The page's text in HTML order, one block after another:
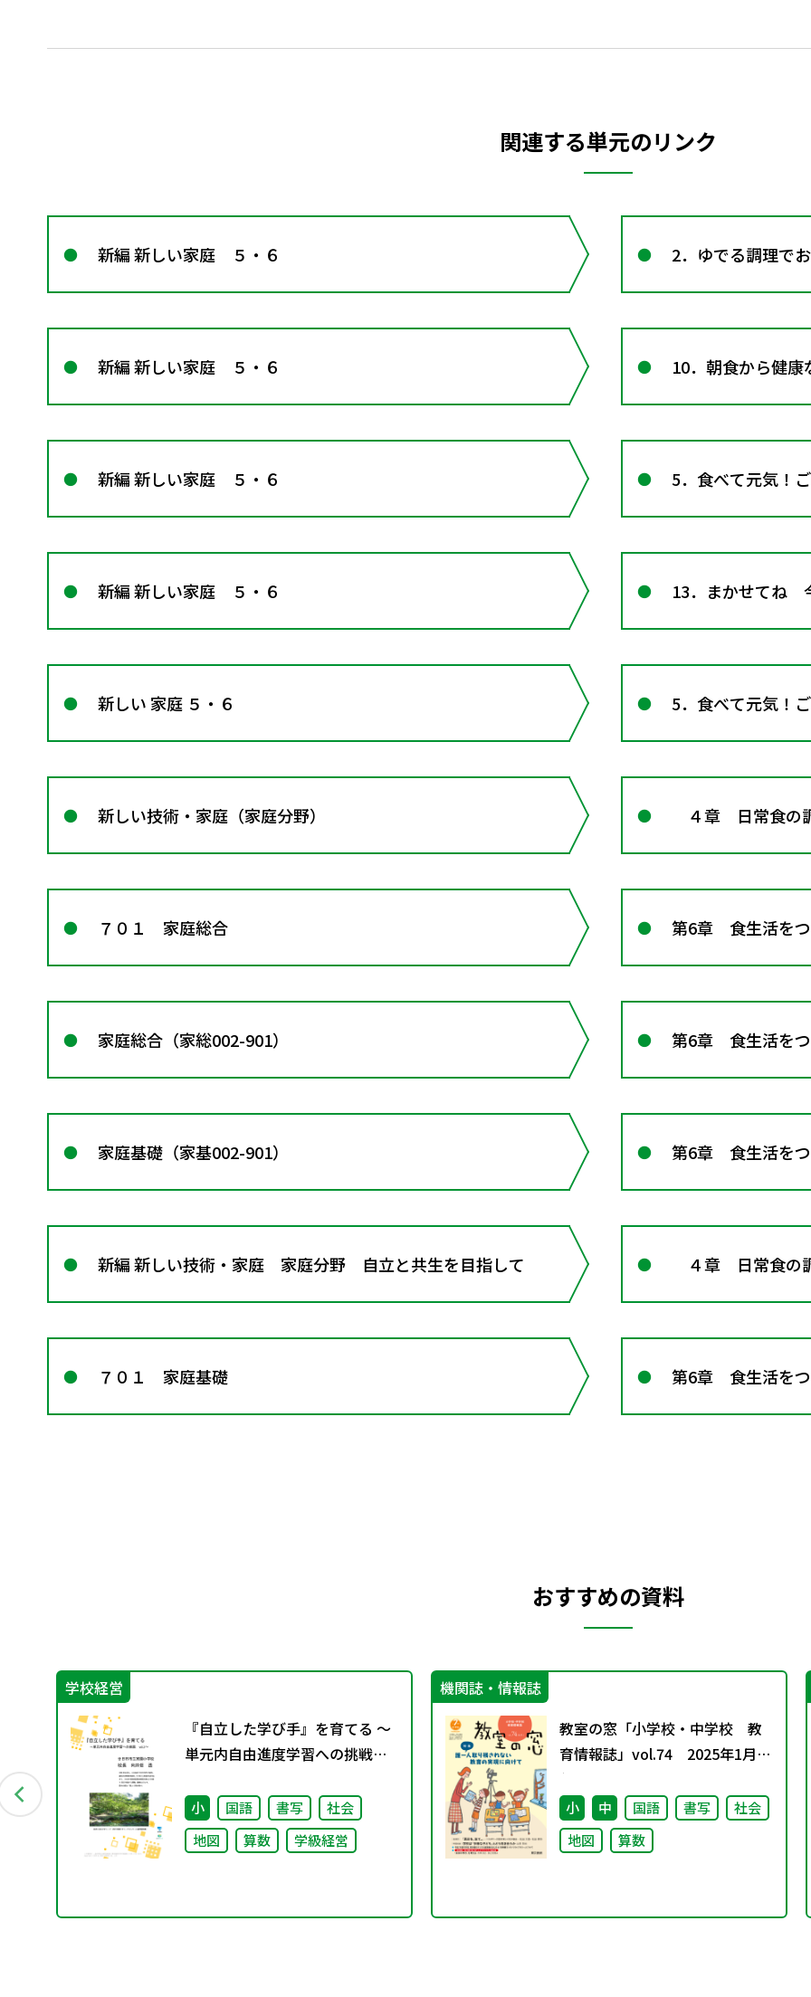
関連する単元のリンク
新編 新しい家庭 ５・６ 2．ゆでる調理で
新編 新しい家庭 ５・６ 10．朝食から健康
新編 新しい家庭 ５・６ 5．食べて元気！
新編 新しい家庭 ５・６ 13．まかせてね
新しい 家庭 ５・６ 5．食べて元気！
新しい技術・家庭（家庭分野） ４章 日常食の
７０１ 家庭総合 第6章 食生活を
家庭総合（家総002-901） 第6章 食生活を
家庭基礎（家基002-901） 第6章 食生活を
新編 新しい技術・家庭 家庭分野 自立と共生を目指して ４章 日常食の
７０１ 家庭基礎 第6章 食生活を
おすすめの資料
学校経営
『自立した学び手』を育てる ～
単元内自由進度学習への挑戦
小 国語 書写
社会
地図
算数 学級経営
機関誌・情報誌
教室の窓「小学校・中学校 教
育情報誌」vol.74 2025年1月発
行
小 中 国語 書写
社会
地図
算数